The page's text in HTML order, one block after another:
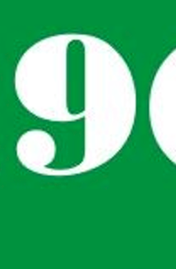
ŠKOLSKÝ KLUB DETÍ
ŠKOLSKÁ JEDÁLEŇ
NÁBREŽNÁ LEARNING
PRIHLÁSENIE UČITELIA
KONTAKT
IN ENGLISH
EDUPAGE
ÚVOD
AKTIVITY